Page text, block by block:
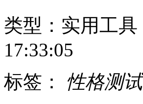
类型：实用工具
17:33:05
标签： 性格测试